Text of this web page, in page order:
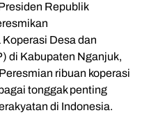
Presiden Republik
Desa dan
di Kabupaten Nganjuk,
ribuan koperasi
tonggak penting
di Indonesia.